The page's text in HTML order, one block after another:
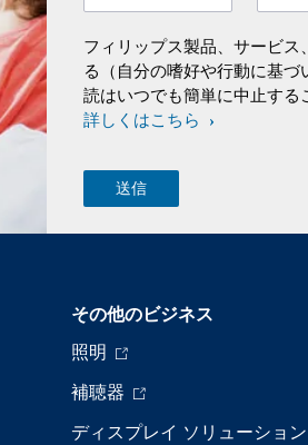
フィリップス製品、サービ
る（自分の嗜好や行動に基
読はいつでも簡単に中止する
詳しくはこちら
その他のビジネス
照明
補聴器
ディスプレイ ソリューション